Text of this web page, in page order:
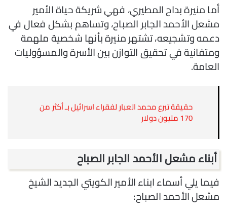
أما منيرة بداح المطيري، فهي شريكة حياة الأمير
مشعل الأحمد الجابر الصباح، وتساهم بشكل فعال في
دعمه وتشجيعه، تشتهر منيرة بأنها شخصية ملهمة
ومتفانية في تحقيق التوازن بين الأسرة والمسؤوليات
العامة.
حقيقة تبرع محمد العبار لفقراء اسرائيل بـ أكثر من
170 مليون دولار
أبناء مشعل الأحمد الجابر الصباح
فيما يلي أسماء ابناء الأمير الكويتي الجديد الشيخ
مشعل الأحمد الصباح: